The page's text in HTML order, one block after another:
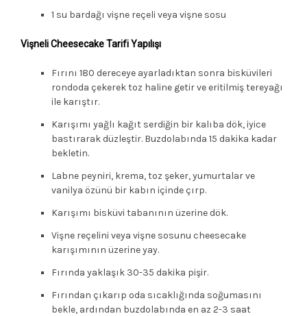
1 su bardağı vişne reçeli veya vişne sosu
Vişneli Cheesecake Tarifi Yapılışı
Fırını 180 dereceye ayarladıktan sonra bisküvileri
rondoda çekerek toz haline getir ve eritilmiş tereyağı
ile karıştır.
Karışımı yağlı kağıt serdiğin bir kalıba dök, iyice
bastırarak düzleştir. Buzdolabında 15 dakika kadar
bekletin.
Labne peyniri, krema, toz şeker, yumurtalar ve
vanilya özünü bir kabın içinde çırp.
Karışımı bisküvi tabanının üzerine dök.
Vişne reçelini veya vişne sosunu cheesecake
karışımının üzerine yay.
Fırında yaklaşık 30-35 dakika pişir.
Fırından çıkarıp oda sıcaklığında soğumasını
bekle, ardından buzdolabında en az 2-3 saat